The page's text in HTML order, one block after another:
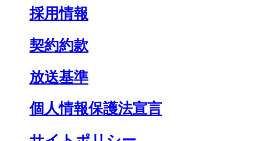
採用情報
契約約款
放送基準
個人情報保護法宣言